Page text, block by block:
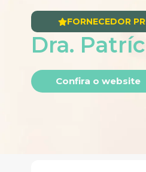
FORNECEDOR
Dra.
Confira o website